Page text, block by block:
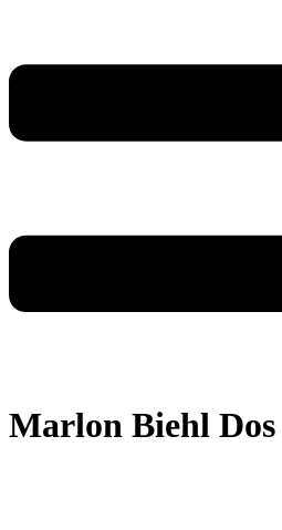
Marlon Biehl Dos